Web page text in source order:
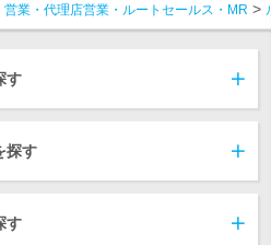
営業・代理店営業・ルートセールス・MR
す
探す
す